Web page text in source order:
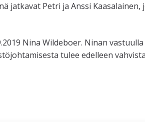
jatkavat Petri ja Anssi
Nina Wildeboer. Ninan
tulee edelleen